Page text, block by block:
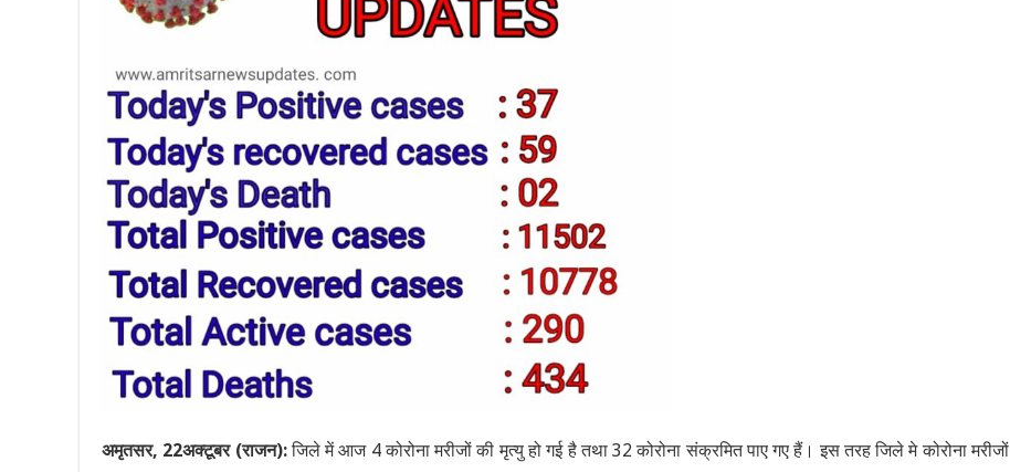
अमृतसर, 22अक्टूबर (राजन):जिले में आज 4 कोरोना मरीजों की मृत्यु हो गई है तथा 32 कोरोना संक्रमित पाए गए हैं। इस तरह जिले मे कोरोना मरीजों